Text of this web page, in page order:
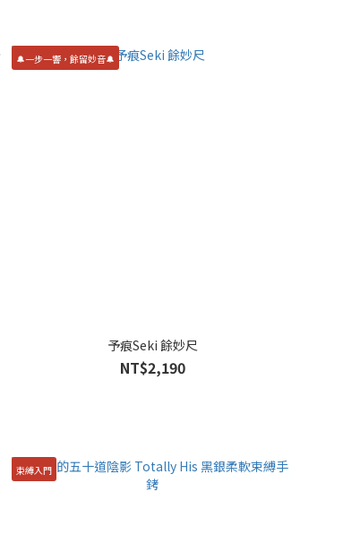
🔔一步一響，餘留妙音🔔
予痕Seki 餘妙尺
NT$2,190
束縛入門